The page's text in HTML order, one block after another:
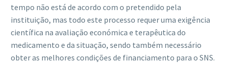
tempo não está de acordo com o pretendido pela
instituição, mas todo este processo requer uma exigência
científica na avaliação económica e terapêutica do
medicamento e da situação, sendo também necessário
obter as melhores condições de financiamento para o SNS.